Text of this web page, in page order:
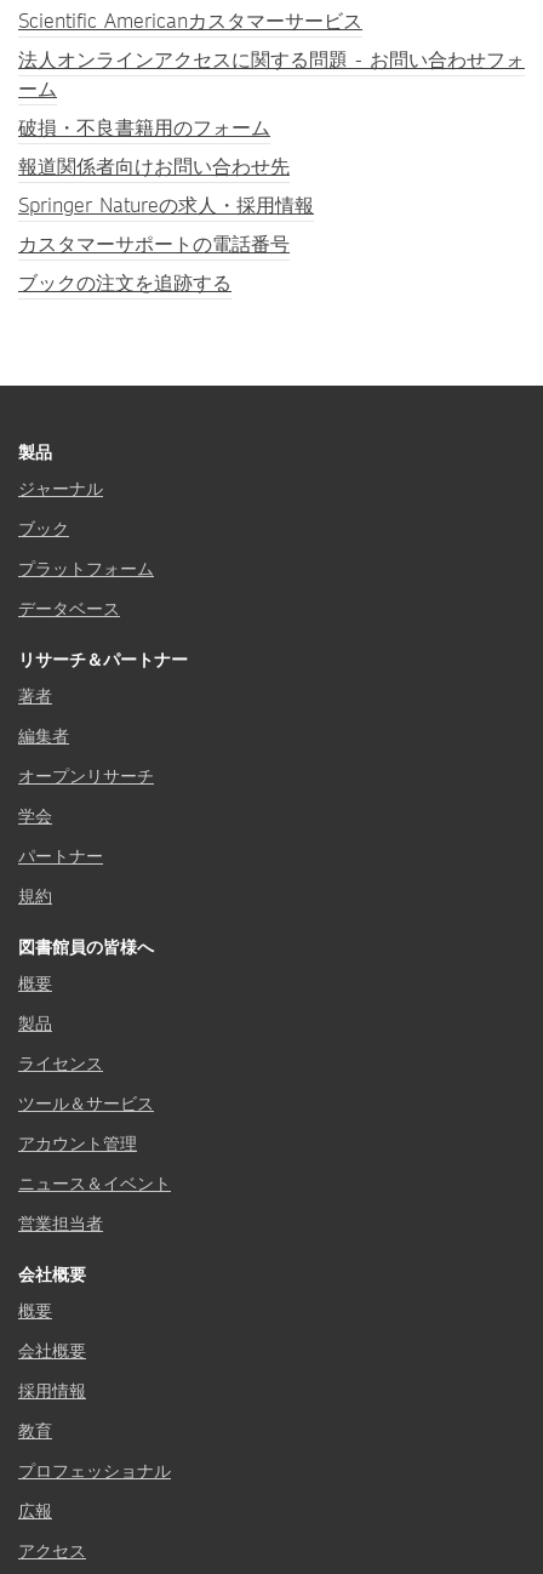
Scientific Americanカスタマーサービス
法人オンラインアクセスに関する問題 - お問い合わせフォ
ーム
破損・不良書籍用のフォーム
報道関係者向けお問い合わせ先
Springer Natureの求人・採用情報
カスタマーサポートの電話番号
ブックの注文を追跡する
製品
ジャーナル
ブック
プラットフォーム
データベース
リサーチ＆パートナー
著者
編集者
オープンリサーチ
学会
パートナー
規約
図書館員の皆様へ
概要
製品
ライセンス
ツール＆サービス
アカウント管理
ニュース＆イベント
営業担当者
会社概要
概要
会社概要
採用情報
教育
プロフェッショナル
広報
アクセス